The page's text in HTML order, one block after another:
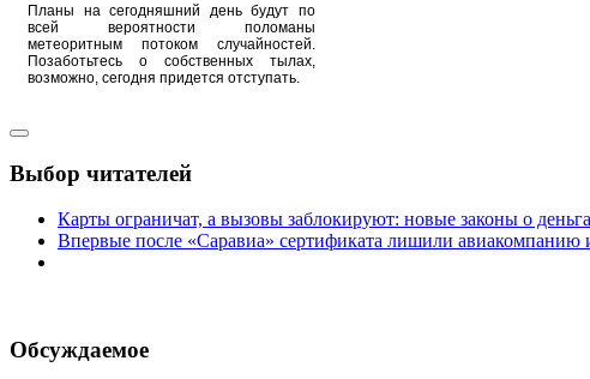
Планы на сегодняшний день будут по
всей вероятности поломаны
метеоритным потоком случайностей.
Позаботьтесь о собственных тылах,
возможно, сегодня придется отступать.
Выбор читателей
Карты ограничат, а вызовы заблокируют: новые законы о
Впервые после «Саравиа» сертификата лишили авиакомпанию
Обсуждаемое